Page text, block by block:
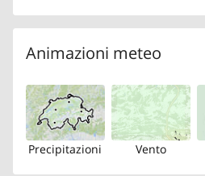
Animazioni meteo
Precipitazioni Vento